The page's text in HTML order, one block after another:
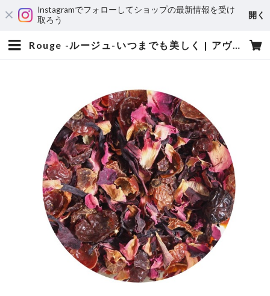
Instagramでフォローしてショップの最新情報を受け
取ろう
開く
Rouge -ルージュ-いつまでも美しく | アヴォンタージュ